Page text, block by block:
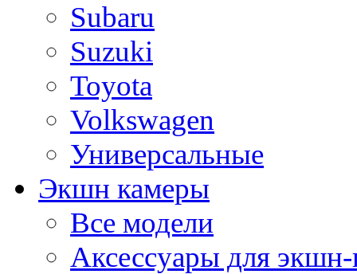
Subaru
Suzuki
Toyota
Volkswagen
Универсальные
Экшн камеры
Все модели
Аксессуары для